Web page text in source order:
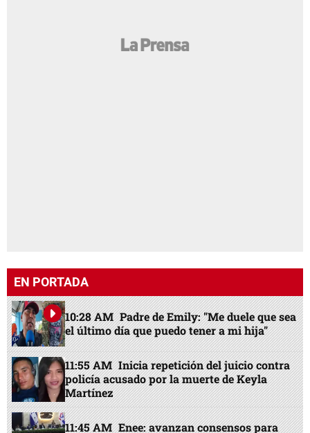
EN PORTADA
10:28 AM Padre de Emily: "Me duele que sea
el último día que puedo tener a mi hija"
11:55 AM Inicia repetición del juicio contra
policía acusado por la muerte de Keyla
Martínez
11:45 AM Enee: avanzan consensos para